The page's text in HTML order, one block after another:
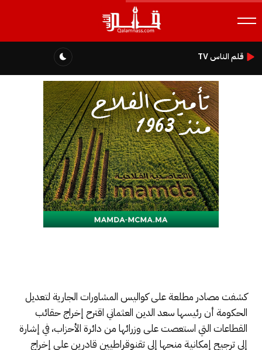
قلم الناس TV
كشفت مصادر مطلعة على كواليس المشاورات الجارية لتعديل
الحكومة أن رئيسها سعد الدين العثماني اقترح إخراج حقائب
القطاعات التي استعصت على وزرائها من دائرة الأحزاب، في إشارة
إلى ترجيح إمكانية منحها إلى تقنوقراطيين قادرين على إخراج